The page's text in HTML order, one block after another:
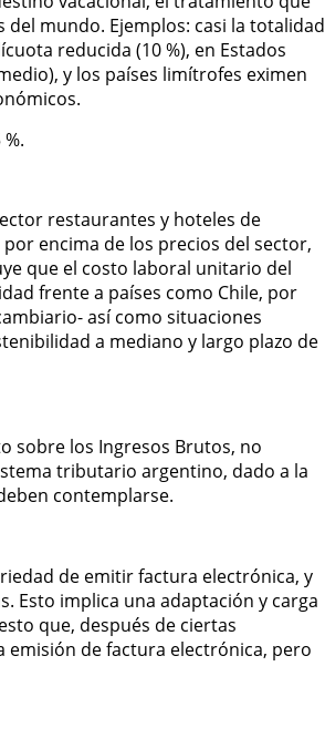
del mundo. Ejemplos: casi la totalidad
reducida (10 %), en Estados
y los países limítrofes eximen
restaurantes y hoteles de
encima de los precios del sector,
que el costo laboral unitario del
frente a países como Chile, por
así como situaciones
a mediano y largo plazo de
sobre los Ingresos Brutos, no
tributario argentino, dado a la
contemplarse.
de emitir factura electrónica, y
Esto implica una adaptación y carga
que, después de ciertas
emisión de factura electrónica, pero